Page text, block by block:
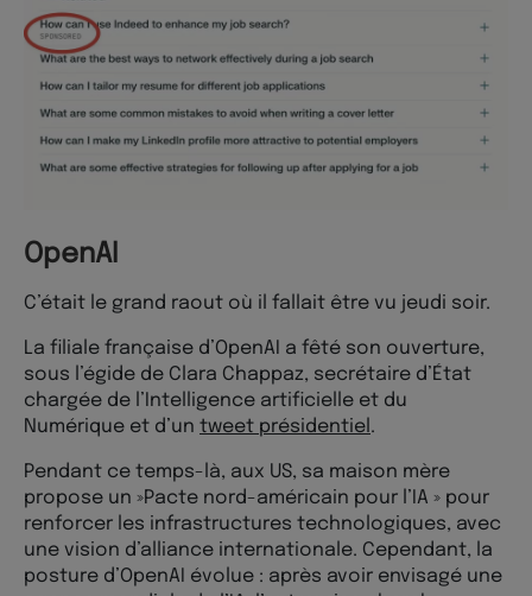
OpenAI
C’était le grand raout où il fallait être vu jeudi soir.
La filiale française d’OpenAI a fêté son ouverture,
sous l’égide de Clara Chappaz, secrétaire d’État
chargée de l’Intelligence artificielle et du
Numérique et d’un tweet présidentiel .
Pendant ce temps-là, aux US, sa maison mère
propose un »Pacte nord-américain pour l’IA » pour
renforcer les infrastructures technologiques, avec
une vision d’alliance internationale. Cependant, la
posture d’OpenAI évolue : après avoir envisagé une